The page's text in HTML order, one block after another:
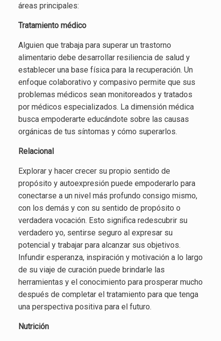
áreas principales:
Tratamiento médico
Alguien que trabaja para superar un trastorno
alimentario debe desarrollar resiliencia de salud y
establecer una base física para la recuperación. Un
enfoque colaborativo y compasivo permite que sus
problemas médicos sean monitoreados y tratados
por médicos especializados. La dimensión médica
busca empoderarte educándote sobre las causas
orgánicas de tus síntomas y cómo superarlos.
Relacional
Explorar y hacer crecer su propio sentido de
propósito y autoexpresión puede empoderarlo para
conectarse a un nivel más profundo consigo mismo,
con los demás y con su sentido de propósito o
verdadera vocación. Esto significa redescubrir su
verdadero yo, sentirse seguro al expresar su
potencial y trabajar para alcanzar sus objetivos.
Infundir esperanza, inspiración y motivación a lo largo
de su viaje de curación puede brindarle las
herramientas y el conocimiento para prosperar mucho
después de completar el tratamiento para que tenga
una perspectiva positiva para el futuro.
Nutrición